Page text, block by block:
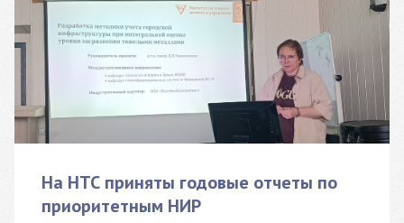
На НТС приняты годовые отчеты по
приоритетным НИР